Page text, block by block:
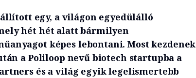
egy, a világon egyedülálló
hét hét alatt bármilyen
képes lebontani. Most kezdenek
a Poliloop nevű biotech startupba a
és a világ egyik legelismertebb